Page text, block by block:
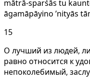
mātrā-sparśās tu
āgamāpāyino ’nityās
15
О лучший из людей,
равно относится к
непоколебимый,